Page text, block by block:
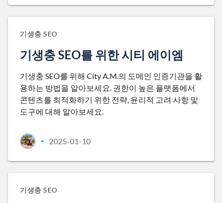
기생충 SEO
기생충 SEO를 위한 시티 에이엠
기생충 SEO를 위해 City A.M.의 도메인 인증기관을 활
용하는 방법을 알아보세요. 권한이 높은 플랫폼에서
콘텐츠를 최적화하기 위한 전략, 윤리적 고려 사항 및
도구에 대해 알아보세요.
• 2025-01-10
기생충 SEO